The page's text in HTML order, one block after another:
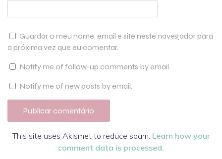
Guardar o meu nome, email e site neste navegador para
a próxima vez que eu comentar.
Notify me of follow-up comments by email.
Notify me of new posts by email.
This site uses Akismet to reduce spam. Learn how your
comment data is processed.